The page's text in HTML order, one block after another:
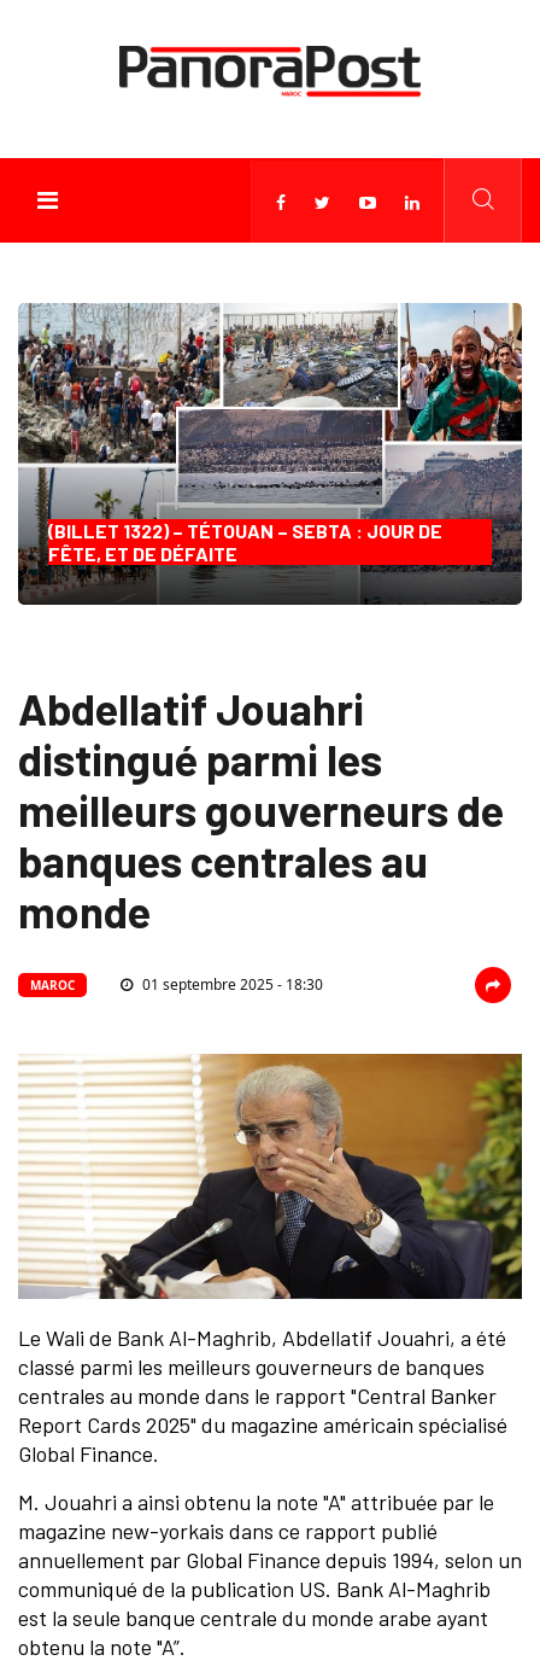
(BILLET 1322) – TÉTOUAN – SEBTA : JOUR DE
FÊTE, ET DE DÉFAITE
Abdellatif Jouahri
distingué parmi les
meilleurs gouverneurs de
banques centrales au
monde
MAROC 01 septembre 2025 - 18:30
Le Wali de Bank Al-Maghrib, Abdellatif Jouahri, a été
classé parmi les meilleurs gouverneurs de banques
centrales au monde dans le rapport "Central Banker
Report Cards 2025" du magazine américain spécialisé
Global Finance.
M. Jouahri a ainsi obtenu la note "A" attribuée par le
magazine new-yorkais dans ce rapport publié
annuellement par Global Finance depuis 1994, selon un
communiqué de la publication US. Bank Al-Maghrib
est la seule banque centrale du monde arabe ayant
obtenu la note "A”.